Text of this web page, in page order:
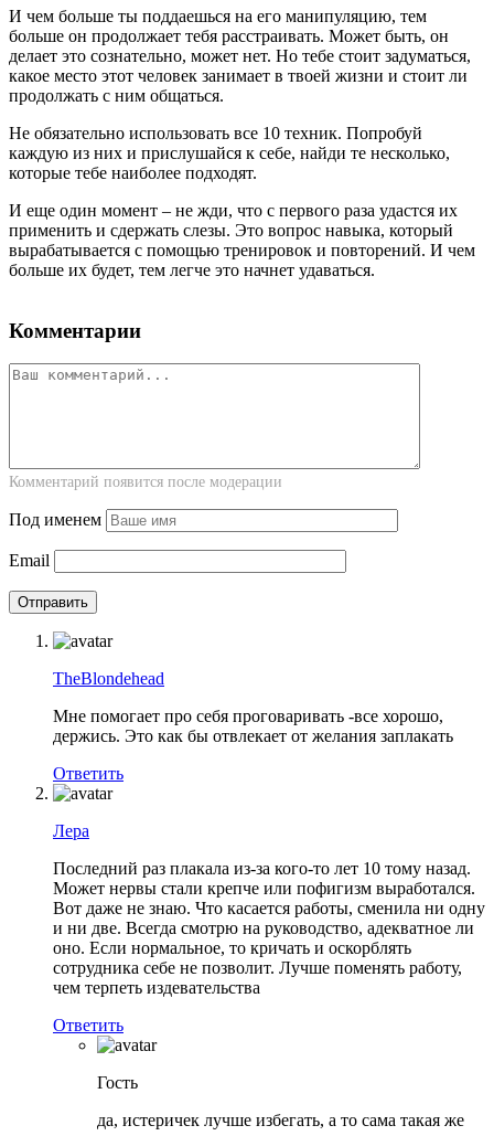
И чем больше ты поддаешься на его манипуляцию, тем
больше он продолжает тебя расстраивать. Может быть, он
делает это сознательно, может нет. Но тебе стоит задуматься,
какое место этот человек занимает в твоей жизни и стоит ли
продолжать с ним общаться.
Не обязательно использовать все 10 техник. Попробуй
каждую из них и прислушайся к себе, найди те несколько,
которые тебе наиболее подходят.
И еще один момент – не жди, что с первого раза удастся их
применить и сдержать слезы. Это вопрос навыка, который
вырабатывается с помощью тренировок и повторений. И чем
больше их будет, тем легче это начнет удаваться.
Комментарии
Комментарий появится после модерации
Под именем
Email
TheBlondehead
Мне помогает про себя проговаривать -все хорошо,
держись. Это как бы отвлекает от желания заплакать
Ответить
Лера
Последний раз плакала из-за кого-то лет 10 тому назад.
Может нервы стали крепче или пофигизм выработался.
Вот даже не знаю. Что касается работы, сменила ни одну
и ни две. Всегда смотрю на руководство, адекватное ли
оно. Если нормальное, то кричать и оскорблять
сотрудника себе не позволит. Лучше поменять работу,
чем терпеть издевательства
Ответить
Гость
да, истеричек лучше избегать, а то сама такая же